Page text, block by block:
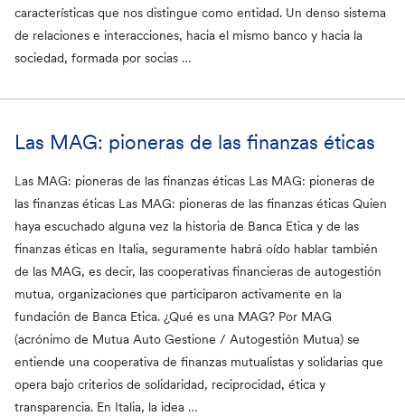
características que nos distingue como entidad. Un denso sistema
de relaciones e interacciones, hacia el mismo banco y hacia la
sociedad, formada por socias …
Las MAG: pioneras de las finanzas éticas
Las MAG: pioneras de las finanzas éticas Las MAG: pioneras de
las finanzas éticas Las MAG: pioneras de las finanzas éticas Quien
haya escuchado alguna vez la historia de Banca Etica y de las
finanzas éticas en Italia, seguramente habrá oído hablar también
de las MAG, es decir, las cooperativas financieras de autogestión
mutua, organizaciones que participaron activamente en la
fundación de Banca Etica. ¿Qué es una MAG? Por MAG
(acrónimo de Mutua Auto Gestione / Autogestión Mutua) se
entiende una cooperativa de finanzas mutualistas y solidarias que
opera bajo criterios de solidaridad, reciprocidad, ética y
transparencia. En Italia, la idea …